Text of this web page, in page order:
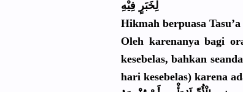
لِخَبَرٍ فِيْهِ
Hikmah berpuasa
Oleh karenanya bagi
kesebelas, bahkan
hari kesebelas) karena